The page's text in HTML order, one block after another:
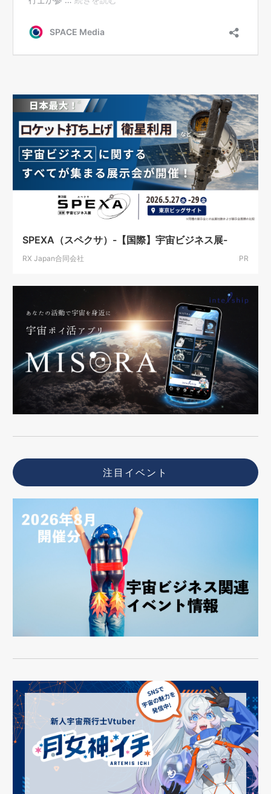
SPEXA（スペクサ）-【国際】宇宙ビジネス展-
RX Japan合同会社 PR
注目イベント